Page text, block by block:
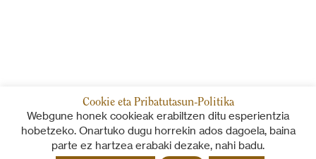
Cookie eta Pribatutasun-Politika
Webgune honek cookieak erabiltzen ditu esperientzia
hobetzeko. Onartuko dugu horrekin ados dagoela, baina
parte ez hartzea erabaki dezake, nahi badu.